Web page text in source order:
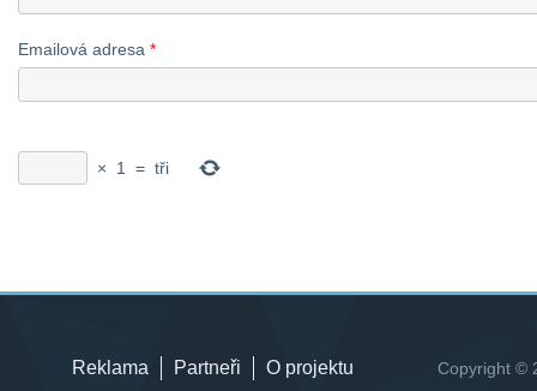
Emailová adresa *
× 1 = tři
Reklama Partneři O projektu Copyright ©